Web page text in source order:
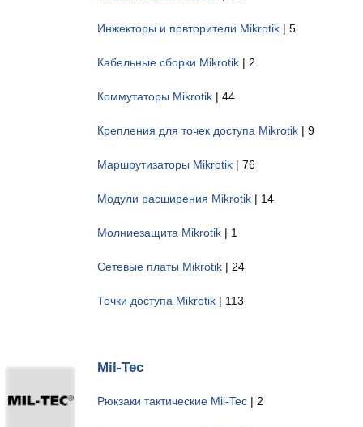
Инжекторы и повторители Mikrotik | 5
Кабельные сборки Mikrotik | 2
Коммутаторы Mikrotik | 44
Крепления для точек доступа Mikrotik | 9
Маршрутизаторы Mikrotik | 76
Модули расширения Mikrotik | 14
Молниезащита Mikrotik | 1
Сетевые платы Mikrotik | 24
Точки доступа Mikrotik | 113
Mil-Tec
Рюкзаки тактические Mil-Tec | 2